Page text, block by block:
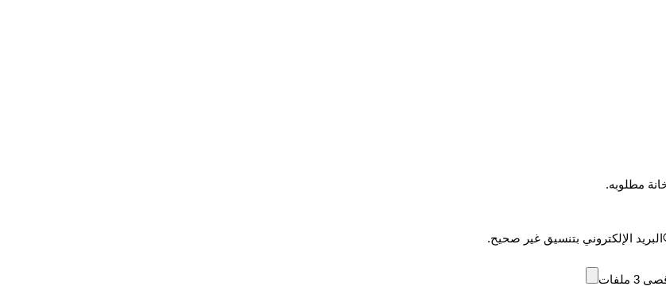
مطلوبه.
البريد الإلكتروني بتنسيق غير صحيح.